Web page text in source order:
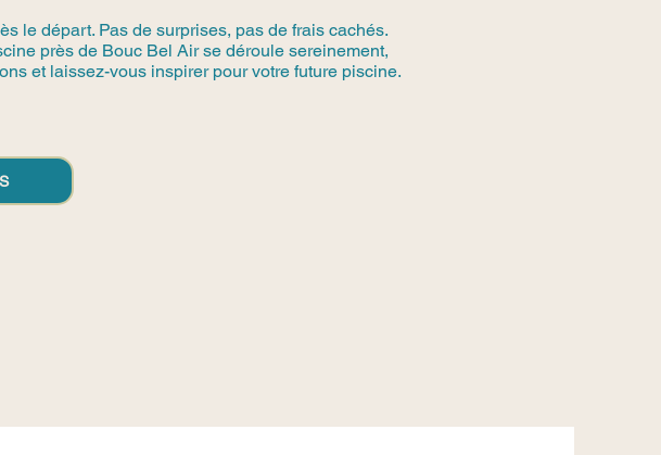
le départ. Pas de surprises, pas de frais cachés.
près de Bouc Bel Air se déroule sereinement,
et laissez-vous inspirer pour votre future piscine.